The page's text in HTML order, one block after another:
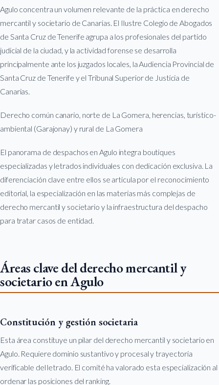
Agulo concentra un volumen relevante de la práctica en derecho
mercantil y societario de Canarias. El Ilustre Colegio de Abogados
de Santa Cruz de Tenerife agrupa a los profesionales del partido
judicial de la ciudad, y la actividad forense se desarrolla
principalmente ante los juzgados locales, la Audiencia Provincial de
Santa Cruz de Tenerife y el Tribunal Superior de Justicia de
Canarias.
Derecho común canario, norte de La Gomera, herencias, turístico-
ambiental (Garajonay) y rural de La Gomera
El panorama de despachos en Agulo integra boutiques
especializadas y letrados individuales con dedicación exclusiva. La
diferenciación clave entre ellos se articula por el reconocimiento
editorial, la especialización en las materias más complejas de
derecho mercantil y societario y la infraestructura del despacho
para tratar casos de entidad.
Áreas clave del derecho mercantil y
societario en Agulo
Constitución y gestión societaria
Esta área constituye un pilar del derecho mercantil y societario en
Agulo. Requiere dominio sustantivo y procesal y trayectoria
verificable del letrado. El comité ha valorado esta especialización al
ordenar las posiciones del ranking.